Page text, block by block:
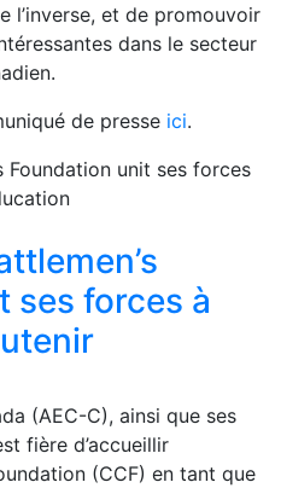
l’inverse, et de promouvoir
dans le secteur
de presse ici.
ses forces à
(AEC-C), ainsi que ses
fière d’accueillir
(CCF) en tant que